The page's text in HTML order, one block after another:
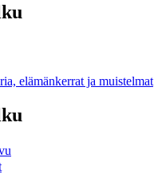
elämänkerrat ja muistelmat